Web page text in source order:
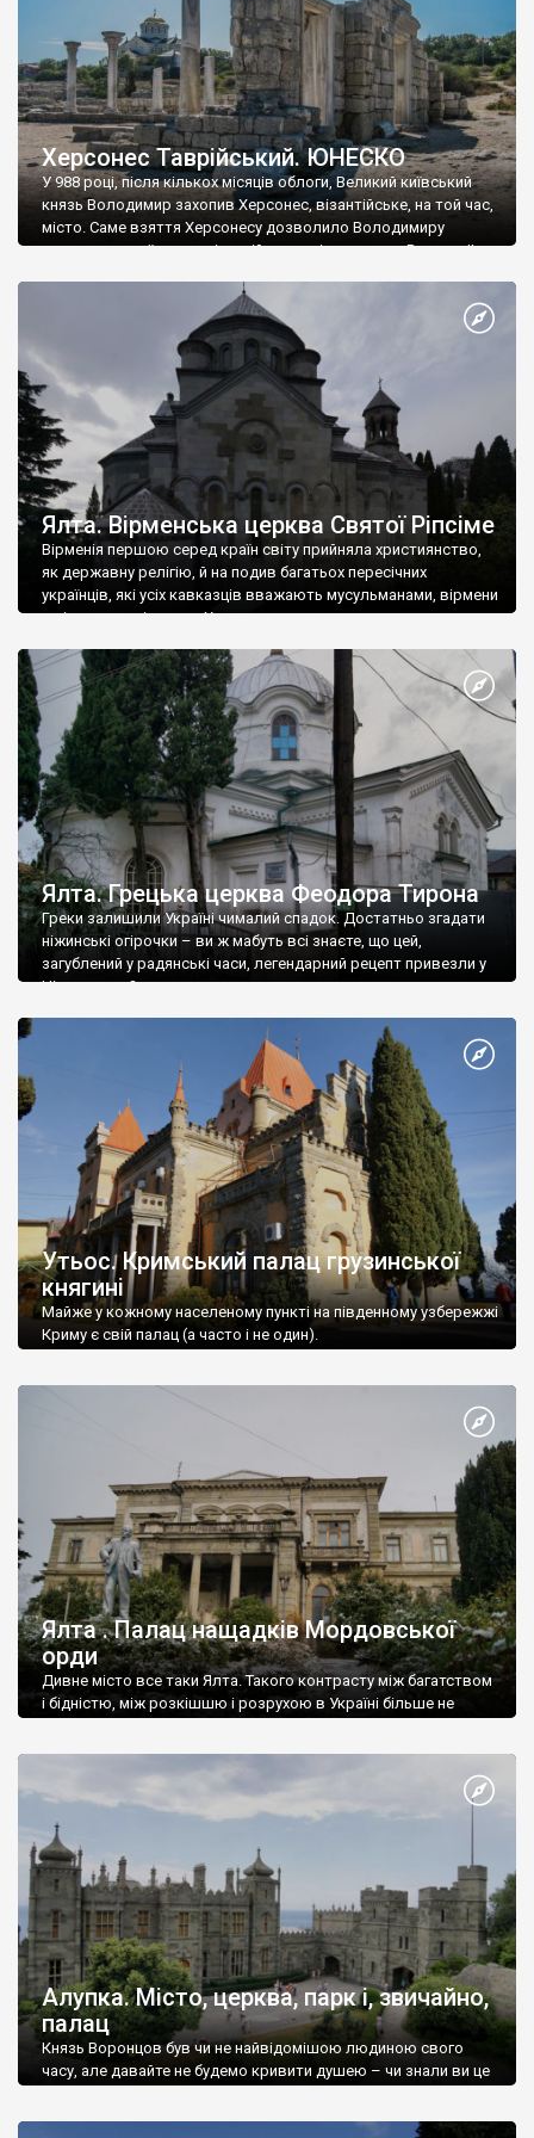
Херсонес Таврійський. ЮНЕСКО
У 988 році, після кількох місяців облоги, Великий київський
князь Володимир захопив Херсонес, візантійське, на той час,
місто. Саме взяття Херсонесу дозволило Володимиру
диктувати свої умови візантійському імператору Василю ІІ, та
Херсонесі Володимир-язичник, став Василем-християнином.
А потім було Хрещення Русі. На честь Херсонесу Таврійського
Ялта. Вірменська церква Святої Ріпсіме
Вірменія першою серед країн світу прийняла християнство,
як державну релігію, й на подив багатьох пересічних
українців, які усіх кавказців вважають мусульманами, вірмени
є відданими вірянами Христа
Ялта. Грецька церква Феодора Тирона
Греки залишили Україні чималий спадок. Достатньо згадати
ніжинські огірочки – ви ж мабуть всі знаєте, що цей,
загублений у радянські часи, легендарний рецепт привезли у
Ніжин греки?
Утьос. Кримський палац грузинської
княгині
Майже у кожному населеному пункті на південному узбережжі
Криму є свій палац (а часто і не один).
Ялта . Палац нащадків Мордовської
орди
Дивне місто все таки Ялта. Такого контрасту між багатством
і бідністю, між розкішшю і розрухою в Україні більше не
Алупка. Місто, церква, парк і, звичайно,
палац
Князь Воронцов був чи не найвідомішою людиною свого
часу, але давайте не будемо кривити душею – чи знали ви це